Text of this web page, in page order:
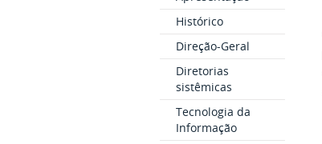
Histórico
Direção-Geral
Diretorias
sistêmicas
Tecnologia da
Informação